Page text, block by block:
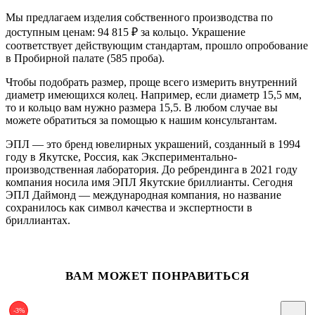
Мы предлагаем изделия собственного производства по
доступным ценам: 94 815 ₽ за кольцо. Украшение
соответствует действующим стандартам, прошло опробование
в Пробирной палате (585 проба).
Чтобы подобрать размер, проще всего измерить внутренний
диаметр имеющихся колец. Например, если диаметр 15,5 мм,
то и кольцо вам нужно размера 15,5. В любом случае вы
можете обратиться за помощью к нашим консультантам.
ЭПЛ — это бренд ювелирных украшений, созданный в 1994
году в Якутске, Россия, как Экспериментально-
производственная лаборатория. До ребрендинга в 2021 году
компания носила имя ЭПЛ Якутские бриллианты. Сегодня
ЭПЛ Даймонд — международная компания, но название
сохранилось как символ качества и экспертности в
бриллиантах.
ВАМ МОЖЕТ ПОНРАВИТЬСЯ
-3%